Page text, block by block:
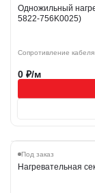
Одножильный
5822-756K0025)
Сопротивление кабеля
0 ₽/м
Под заказ
Нагревательная